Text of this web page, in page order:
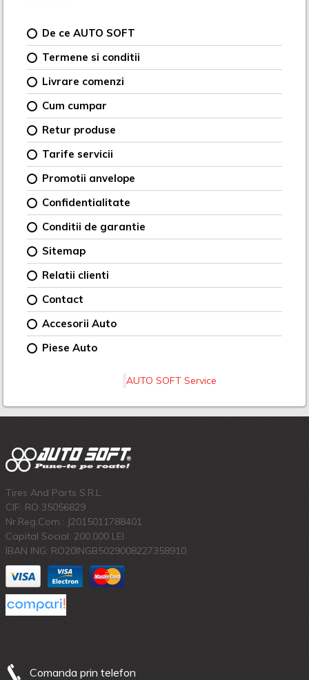
De ce AUTO SOFT
Termene si conditii
Livrare comenzi
Cum cumpar
Retur produse
Tarife servicii
Promotii anvelope
Confidentialitate
Conditii de garantie
Sitemap
Relatii clienti
Contact
Accesorii Auto
Piese Auto
AUTO SOFT Service
Tires And Parts S.R.L.
CIF: RO 35056829
Nr.Reg.Com.: J2015011788401
Capital Social: 200.000 LEI
IBAN ING: RO20INGB5029008227358910
Comanda prin telefon